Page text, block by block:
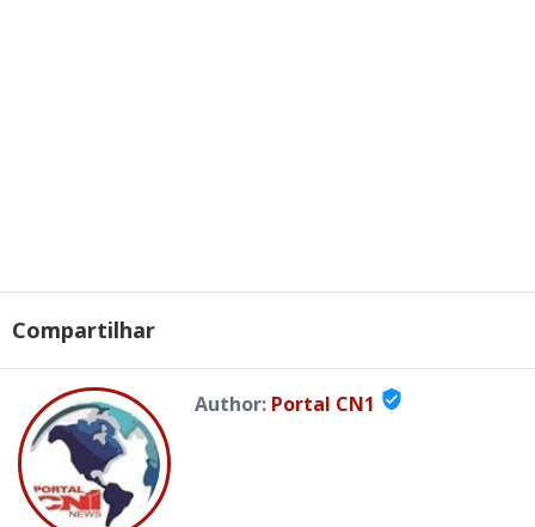
Compartilhar
Author: Portal CN1 verified_user